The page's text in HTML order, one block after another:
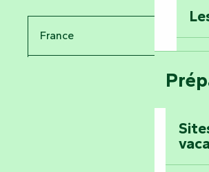
France